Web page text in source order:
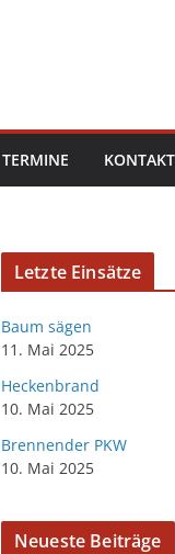
TERMINE KONTAKT
Letzte Einsätze
Baum sägen
11. Mai 2025
Heckenbrand
10. Mai 2025
Brennender PKW
10. Mai 2025
Neueste Beiträge